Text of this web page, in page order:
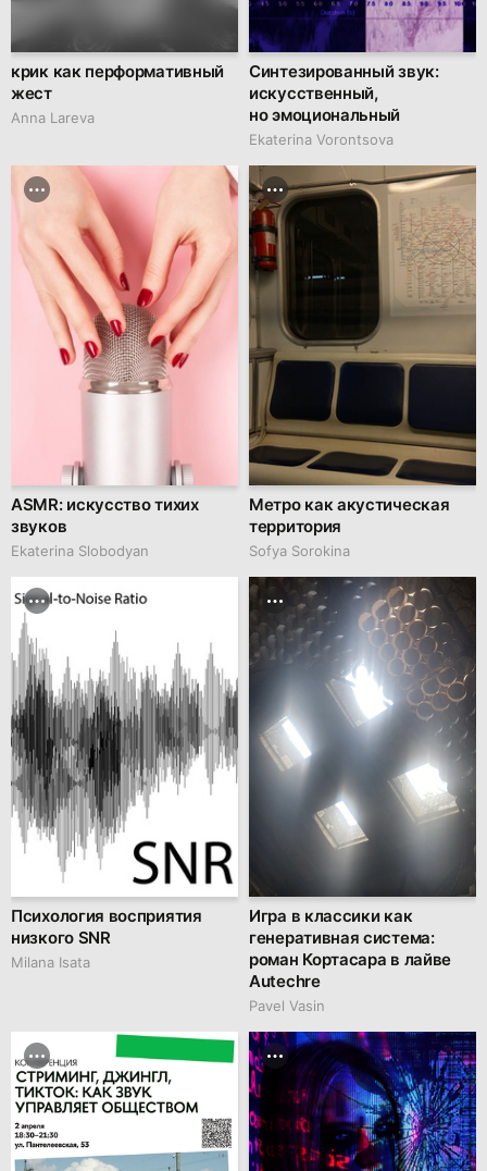
крик как перформативный
жест
Anna Lareva
Синтезированный звук:
искусственный,
но эмоциональный
Ekaterina Vorontsova
ASMR: искусство тихих
звуков
Ekaterina Slobodyan
Метро как акустическая
территория
Sofya Sorokina
Психология восприятия
низкого SNR
Milana Isata
Игра в классики как
генеративная система:
роман Кортасара в лайве
Autechre
Pavel Vasin